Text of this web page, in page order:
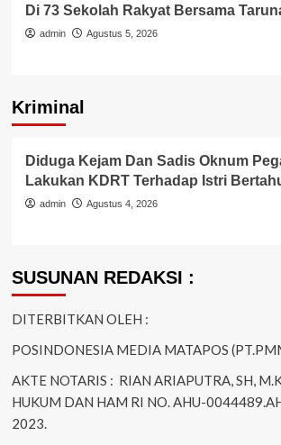
Di 73 Sekolah Rakyat Bersama
admin Agustus 5, 2026
Kriminal
Berita Polisi
Diduga Kejam Dan Sadis Oknum
Lakukan KDRT Terhadap Istri
admin Agustus 4, 2026
SUSUNAN REDAKSI :
DITERBITKAN OLEH :
POSINDONESIA MEDIA MATAPOS
AKTE NOTARIS : RIAN ARIAPUTRA, SH,
HUKUM DAN HAM RI NO. AHU-
2023.